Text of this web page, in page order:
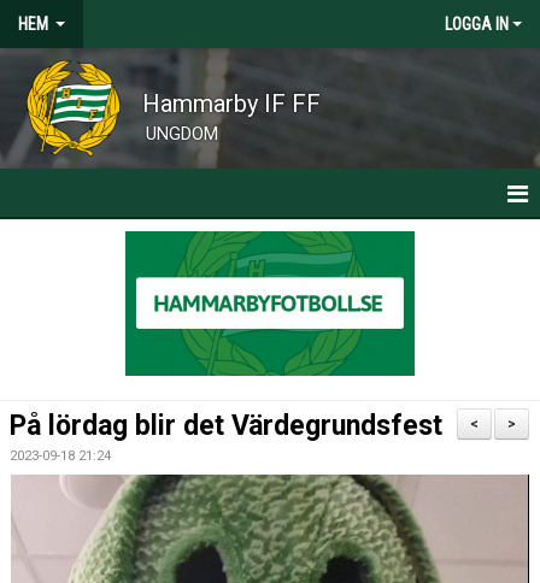
HEM LOGGA IN
Hammarby IF FF
UNGDOM
CAMPER, CLINICS OCH SOMMARFOTBOLLSSKOLA
>
<
På lördag blir det Värdegrundsfest
2023-09-18 21:24